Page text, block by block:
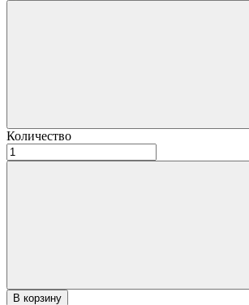
Количество
Количество
товара
В корзину